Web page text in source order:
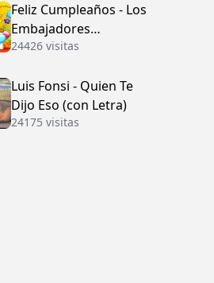
Feliz Cumpleaños - Los
Embajadores
Vallenatos (con Letra)
24426 visitas
Luis Fonsi - Quien Te
Dijo Eso (con Letra)
24175 visitas